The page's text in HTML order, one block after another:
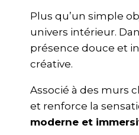
Plus qu’un simple
univers intérieur.
présence douce et
créative.
Associé à des murs
et renforce la
moderne et